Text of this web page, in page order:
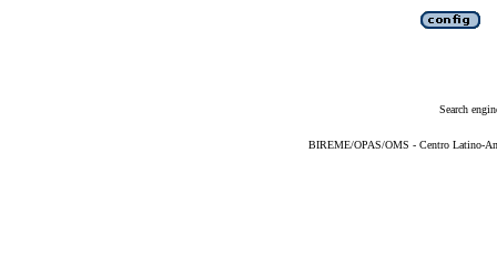
Search
BIREME/OPAS/OMS - Centro Latino-